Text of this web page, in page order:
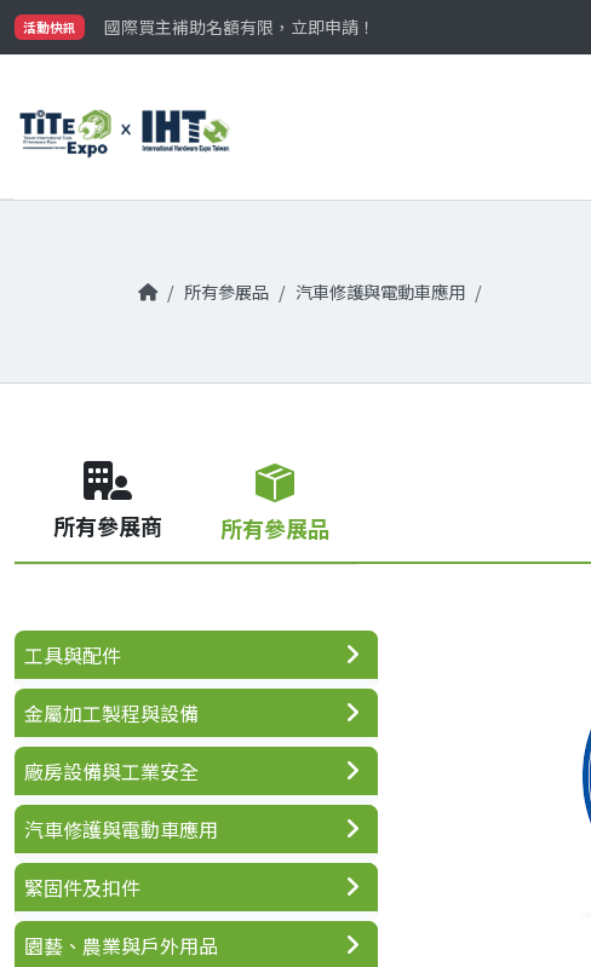
活動快訊
國際買主補助名額有限，立即申請！
參觀門票開放申請中‼️
所有參展品 汽車修護與電動車應用
所有參展商 所有參展品
工具與配件
金屬加工製程與設備
廠房設備與工業安全
汽車修護與電動車應用
緊固件及扣件
園藝、農業與戶外用品